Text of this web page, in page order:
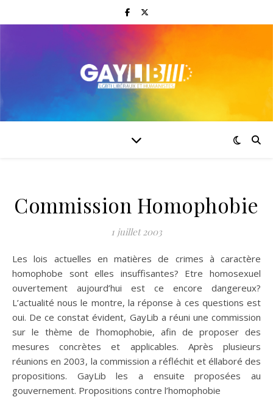
Commission Homophobie
1 juillet 2003
Les lois actuelles en matières de crimes à caractère
homophobe sont elles insuffisantes? Etre homosexuel
ouvertement aujourd’hui est ce encore dangereux?
L’actualité nous le montre, la réponse à ces questions est
oui. De ce constat évident, GayLib a réuni une commission
sur le thème de l’homophobie, afin de proposer des
mesures concrètes et applicables. Après plusieurs
réunions en 2003, la commission a réfléchit et éllaboré des
propositions. GayLib les a ensuite proposées au
gouvernement. Propositions contre l’homophobie